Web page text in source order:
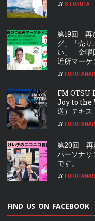
BY S.FURUTA
第19回 再
グ」「売り
い」 金曜
近所マーケ
BY
FM OTSU
Joy to the
送）テキス
BY
第20回 再
パーソナリ
です。
BY
FIND US ON FACEBOOK